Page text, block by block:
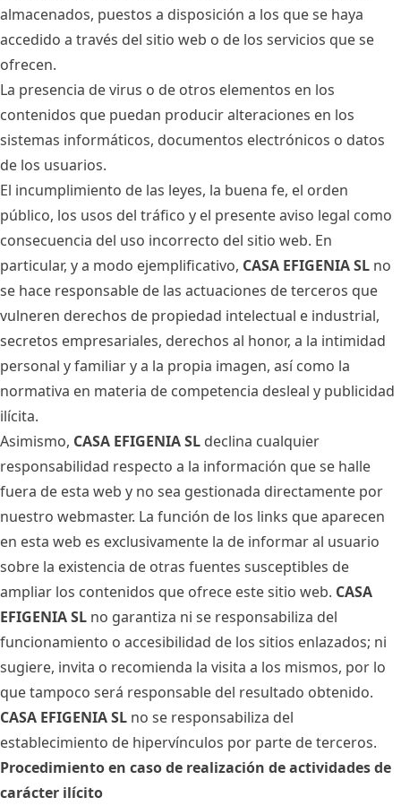
almacenados, puestos a disposición a los que se haya
accedido a través del sitio web o de los servicios que se
ofrecen.
La presencia de virus o de otros elementos en los
contenidos que puedan producir alteraciones en los
sistemas informáticos, documentos electrónicos o datos
de los usuarios.
El incumplimiento de las leyes, la buena fe, el orden
público, los usos del tráfico y el presente aviso legal como
consecuencia del uso incorrecto del sitio web. En
particular, y a modo ejemplificativo, CASA EFIGENIA SL no
se hace responsable de las actuaciones de terceros que
vulneren derechos de propiedad intelectual e industrial,
secretos empresariales, derechos al honor, a la intimidad
personal y familiar y a la propia imagen, así como la
normativa en materia de competencia desleal y publicidad
ilícita.
Asimismo, CASA EFIGENIA SL declina cualquier
responsabilidad respecto a la información que se halle
fuera de esta web y no sea gestionada directamente por
nuestro webmaster. La función de los links que aparecen
en esta web es exclusivamente la de informar al usuario
sobre la existencia de otras fuentes susceptibles de
ampliar los contenidos que ofrece este sitio web. CASA
EFIGENIA SL no garantiza ni se responsabiliza del
funcionamiento o accesibilidad de los sitios enlazados; ni
sugiere, invita o recomienda la visita a los mismos, por lo
que tampoco será responsable del resultado obtenido.
CASA EFIGENIA SL no se responsabiliza del
establecimiento de hipervínculos por parte de terceros.
Procedimiento en caso de realización de actividades de
carácter ilícito